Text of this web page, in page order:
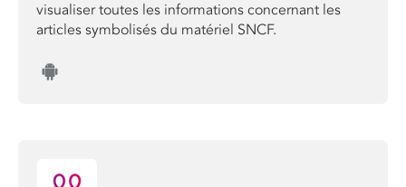
visualiser toutes les informations concernant les
articles symbolisés du matériel SNCF.